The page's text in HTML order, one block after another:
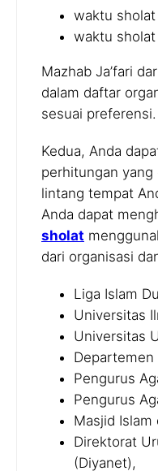
waktu
waktu sholat
Mazhab Ja’fari
dalam daftar
sesuai preferensi.
Kedua, Anda
perhitungan yang
lintang tempat
Anda dapat
sholat
dari organisasi
Liga Islam
Universitas
Universitas
Departemen
Pengurus
Pengurus
Masjid Islam
Direktorat
(Diyanet),